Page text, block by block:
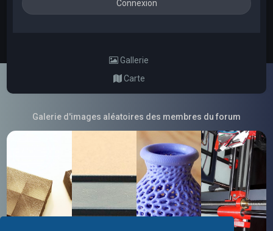
Gallerie
Carte
Galerie d'images aléatoires des membres du forum